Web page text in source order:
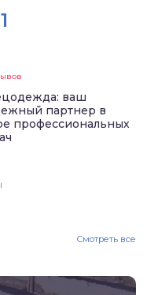
1
ваш
партнер в
профессиональных
Смотреть все